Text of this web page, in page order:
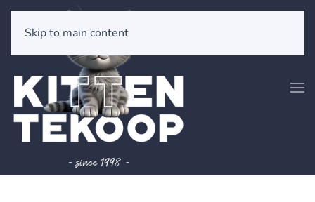
Skip to main content